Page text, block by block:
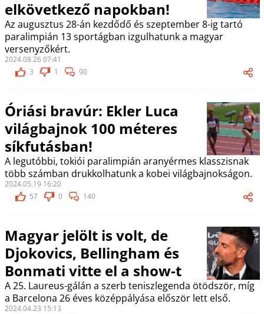
elkövetkező napokban!
Az augusztus 28-án kezdődő és szeptember 8-ig tartó
paralimpián 13 sportágban izgulhatunk a magyar
versenyzőkért.
2024.08.26 07:41
3
1 90
Óriási bravúr: Ekler Luca
világbajnok 100 méteres
síkfutásban!
A legutóbbi, tokiói paralimpián aranyérmes klasszisnak
több számban drukkolhatunk a kobei világbajnokságon.
2024.05.19 16:20
57
0 140
Magyar jelölt is volt, de
Djokovics, Bellingham és
Bonmati vitte el a show-t
A 25. Laureus-gálán a szerb teniszlegenda ötödször, míg
a Barcelona 26 éves középpályása először lett első.
2024.04.23 15:13